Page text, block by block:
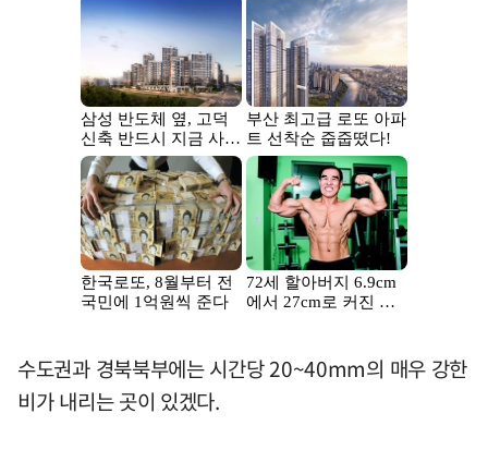
수도권과 경북북부에는 시간당 20~40mm의 매우 강한
비가 내리는 곳이 있겠다.